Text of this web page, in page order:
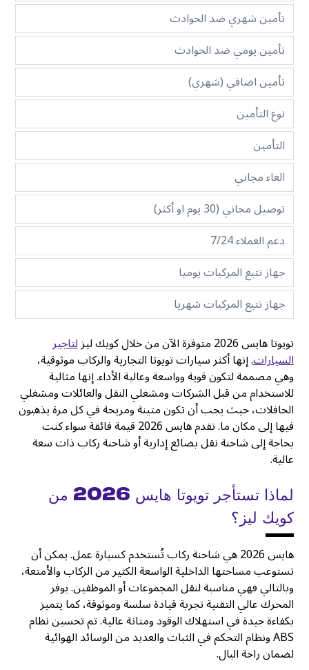
تأمين شهري ضد الحوادث
تأمين يومي ضد الحوادث
تأمين اضافي (شهري)
نوع التأمين
التأمين
الغاء مجاني
توصيل مجاني (30 يوم او أكثر)
دعم العملاء 7/24
جهاز تتبع المركبات يوميا
جهاز تتبع المركبات شهريا
تويوتا هايس 2026 متوفرة الآن من خلال كويك ليز
لتاجير
السيارات. إنها أكثر سيارات تويوتا التجارية والركاب موثوقية،
وهي مصممة لتكون قوية وواسعة وعالية الأداء. إنها مثالية
للاستخدام من قبل الشركات ومشغلي النقل والعائلات ومشغلي
الحافلات، حيث يجب أن تكون متينة ومريحة في كل مرة يذهبون
فيها إلى مكان ما. تقدم هايس 2026 قيمة فائقة سواء كنت
بحاجة إلى شاحنة نقل بضائع إدارية أو شاحنة ركاب ذات سعة
عالية.
لماذا تستأجر تويوتا هايس 2026 من
كويك ليز؟
هايس 2026 هي شاحنة ركاب تُستخدم كسيارة عمل. يمكن أن
تستوعب مساحتها الداخلية الواسعة الكثير من الركاب والأمتعة،
وبالتالي فهي مناسبة لنقل المجموعات أو الموظفين. يوفر
المحرك عالي التقنية تجربة قيادة سلسة وموثوقة، كما يتميز
بكفاءة جيدة في استهلاك الوقود ومتانة عالية. تم تحسين نظام
ABS ونظام التحكم في الثبات والعديد من الوسائد الهوائية
لضمان راحة البال.